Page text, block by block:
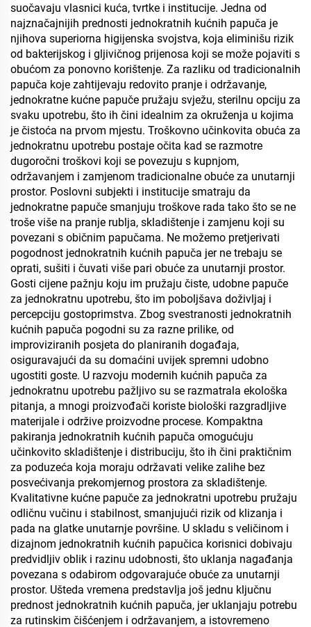
suočavaju vlasnici kuća, tvrtke i institucije. Jedna od
najznačajnijih prednosti jednokratnih kućnih papuča je
njihova superiorna higijenska svojstva, koja eliminišu rizik
od bakterijskog i gljivičnog prijenosa koji se može pojaviti s
obućom za ponovno korištenje. Za razliku od tradicionalnih
papuča koje zahtijevaju redovito pranje i održavanje,
jednokratne kućne papuče pružaju svježu, sterilnu opciju za
svaku upotrebu, što ih čini idealnim za okruženja u kojima
je čistoća na prvom mjestu. Troškovno učinkovita obuća za
jednokratnu upotrebu postaje očita kad se razmotre
dugoročni troškovi koji se povezuju s kupnjom,
održavanjem i zamjenom tradicionalne obuće za unutarnji
prostor. Poslovni subjekti i institucije smatraju da
jednokratne papuče smanjuju troškove rada tako što se ne
troše više na pranje rublja, skladištenje i zamjenu koji su
povezani s običnim papučama. Ne možemo pretjerivati
pogodnost jednokratnih kućnih papuča jer ne trebaju se
oprati, sušiti i čuvati više pari obuće za unutarnji prostor.
Gosti cijene pažnju koju im pružaju čiste, udobne papuče
za jednokratnu upotrebu, što im poboljšava doživljaj i
percepciju gostoprimstva. Zbog svestranosti jednokratnih
kućnih papuča pogodni su za razne prilike, od
improviziranih posjeta do planiranih događaja,
osiguravajući da su domaćini uvijek spremni udobno
ugostiti goste. U razvoju modernih kućnih papuča za
jednokratnu upotrebu pažljivo su se razmatrala ekološka
pitanja, a mnogi proizvođači koriste biološki razgradljive
materijale i održive proizvodne procese. Kompaktna
pakiranja jednokratnih kućnih papuča omogućuju
učinkovito skladištenje i distribuciju, što ih čini praktičnim
za poduzeća koja moraju održavati velike zalihe bez
posvećivanja prekomjernog prostora za skladištenje.
Kvalitativne kućne papuče za jednokratni upotrebu pružaju
odličnu vučinu i stabilnost, smanjujući rizik od klizanja i
pada na glatke unutarnje površine. U skladu s veličinom i
dizajnom jednokratnih kućnih papučica korisnici dobivaju
predvidljiv oblik i razinu udobnosti, što uklanja nagađanja
povezana s odabirom odgovarajuće obuće za unutarnji
prostor. Ušteda vremena predstavlja još jednu ključnu
prednost jednokratnih kućnih papuča, jer uklanjaju potrebu
za rutinskim čišćenjem i održavanjem, a istovremeno